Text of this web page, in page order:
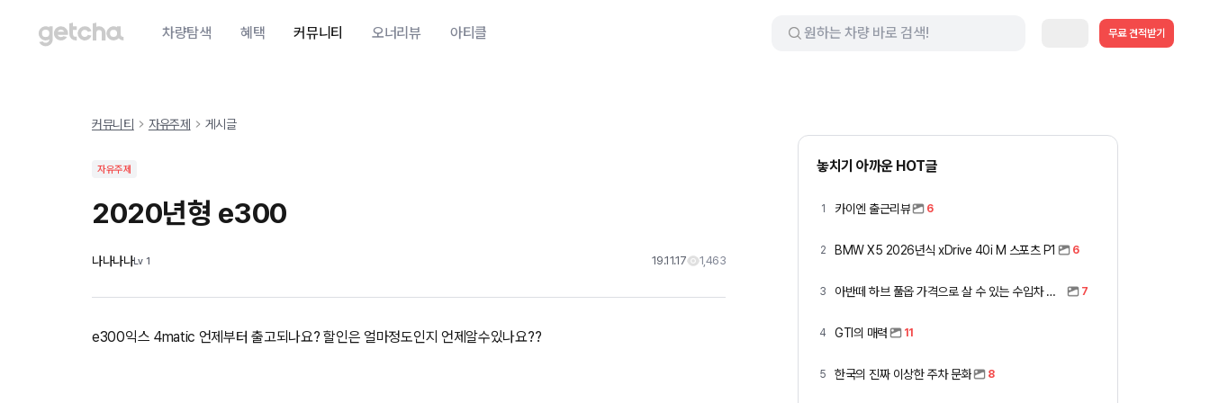
차량탐색 혜택 커뮤니티 오너리뷰 아티클 무료 견적받기
커뮤니티 자유주제 게시글
자유주제
2020년형 e300
나나나나Lv 1 19.11.17 1,463
e300익스 4matic 언제부터 출고되나요? 할인은 얼마정도인지 언제알수있나요??
놓치기 아까운 HOT글
1 카이엔 출근리뷰 6
2 BMW X5 2026년식 xDrive 40i M 스포츠 P1 6
3 아반떼 하브 풀옵 가격으로 살 수 있는 수입차 모아봤습니다 (중고 포함) 7
4 GTI의 매력 11
5 한국의 진짜 이상한 주차 문화 8